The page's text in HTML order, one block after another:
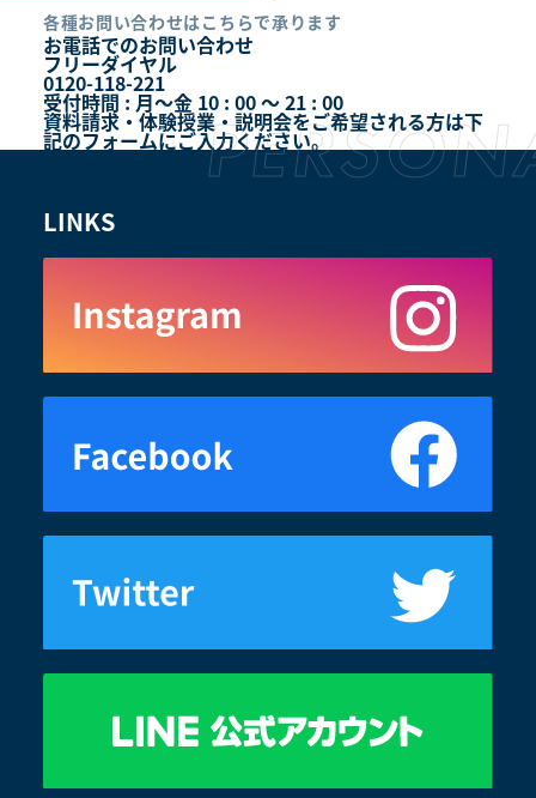
各種お問い合わせはこちらで承ります
お電話でのお問い合わせ
フリーダイヤル
0120-118-221
受付時間 : 月～金 10 : 00 ～ 21 : 00
資料請求・体験授業・説明会をご希望される方は下
記のフォームにご入力ください。
LINKS